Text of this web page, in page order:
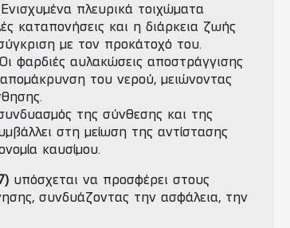
Ενισχυμένα πλευρικά τοιχώματα
καταπονήσεις και η διάρκεια ζωής
με τον προκάτοχό του.
Οι φαρδιές αυλακώσεις αποστράγγισης
του νερού, μειώνοντας
της σύνθεσης και της
στη μείωση της αντίστασης
καυσίμου.
υπόσχεται να προσφέρει στους
συνδυάζοντας την ασφάλεια, την